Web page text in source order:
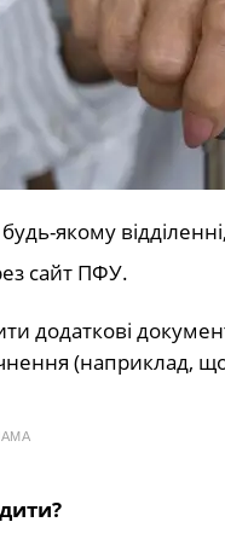
якому
сайт ПФУ.
додаткові
(наприклад,